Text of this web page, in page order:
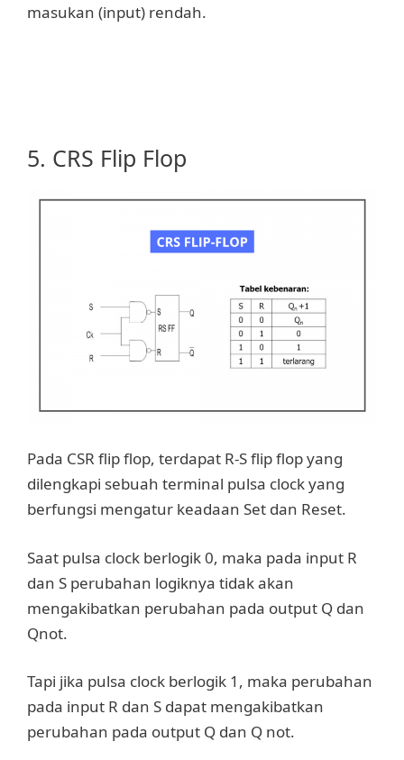
masukan (input) rendah.
5. CRS Flip Flop
Pada CSR flip flop, terdapat R-S flip flop yang
dilengkapi sebuah terminal pulsa clock yang
berfungsi mengatur keadaan Set dan Reset.
Saat pulsa clock berlogik 0, maka pada input R
dan S perubahan logiknya tidak akan
mengakibatkan perubahan pada output Q dan
Qnot.
Tapi jika pulsa clock berlogik 1, maka perubahan
pada input R dan S dapat mengakibatkan
perubahan pada output Q dan Q not.